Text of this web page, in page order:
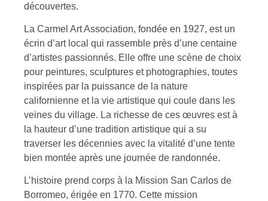
découvertes.
La Carmel Art Association, fondée en 1927, est un
écrin d’art local qui rassemble près d’une centaine
d’artistes passionnés. Elle offre une scène de choix
pour peintures, sculptures et photographies, toutes
inspirées par la puissance de la nature
californienne et la vie artistique qui coule dans les
veines du village. La richesse de ces œuvres est à
la hauteur d’une tradition artistique qui a su
traverser les décennies avec la vitalité d’une tente
bien montée après une journée de randonnée.
L’histoire prend corps à la Mission San Carlos de
Borromeo, érigée en 1770. Cette mission